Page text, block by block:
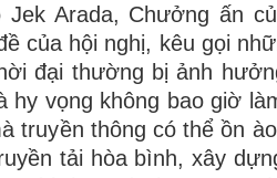
Arada, Chưởng ấn
của hội nghị, kêu gọi
đại thường bị ảnh
vọng không bao giờ
truyền thông có thể ồn
tải hòa bình, xây